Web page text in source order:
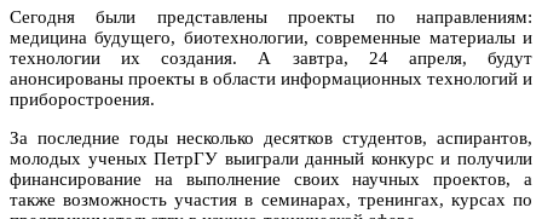
Сегодня были представлены проекты по направлениям:
медицина будущего, биотехнологии, современные материалы и
технологии их создания. А завтра, 24 апреля, будут
анонсированы проекты в области информационных технологий и
приборостроения.
За последние годы несколько десятков студентов, аспирантов,
молодых ученых ПетрГУ выиграли данный конкурс и получили
финансирование на выполнение своих научных проектов, а
также возможность участия в семинарах, тренингах, курсах по